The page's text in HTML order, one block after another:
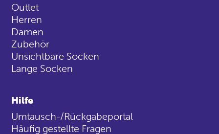
Outlet
Herren
Damen
Zubehör
Unsichtbare Socken
Lange Socken
Hilfe
Umtausch-/Rückgabeportal
Häufig gestellte Fragen